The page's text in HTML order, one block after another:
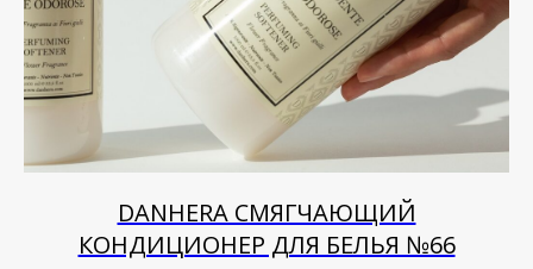
DANHERA СМЯГЧАЮЩИЙ
КОНДИЦИОНЕР ДЛЯ БЕЛЬЯ №66